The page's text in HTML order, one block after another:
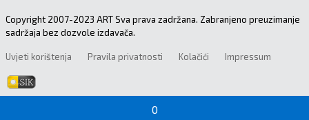
0
Copyright 2007-2023 ART Sva prava zadržana. Zabranjeno preuzimanje
sadržaja bez dozvole izdavača.
Uvjeti korištenja Pravila privatnosti Kolačići Impressum